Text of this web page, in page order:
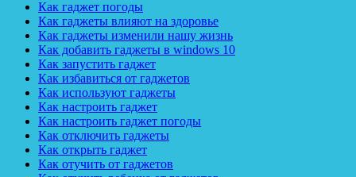
Как гаджет погоды
Как гаджеты влияют на здоровье
Как гаджеты изменили нашу жизнь
Как добавить гаджеты в windows 10
Как запустить гаджет
Как избавиться от гаджетов
Как используют гаджеты
Как настроить гаджет
Как настроить гаджет погоды
Как отключить гаджеты
Как открыть гаджет
Как отучить от гаджетов